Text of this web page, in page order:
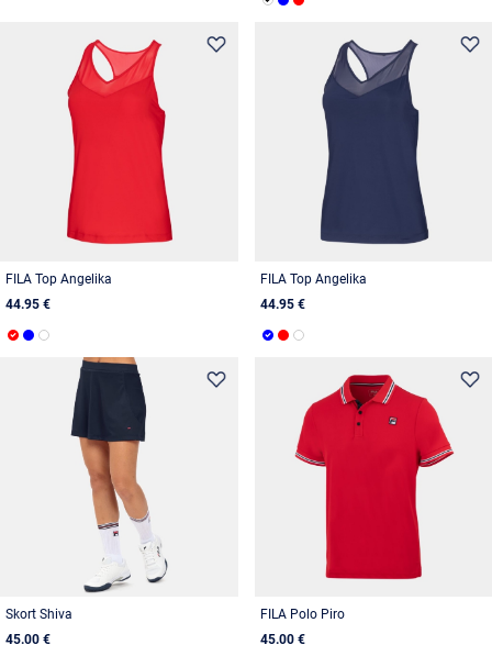
FILA Top Angelika
44.95 €
FILA Top Angelika
44.95 €
Skort Shiva
45.00 €
FILA Polo Piro
45.00 €